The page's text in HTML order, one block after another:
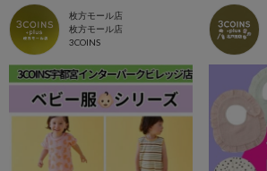
枚方モール店
枚方モール店
3COINS